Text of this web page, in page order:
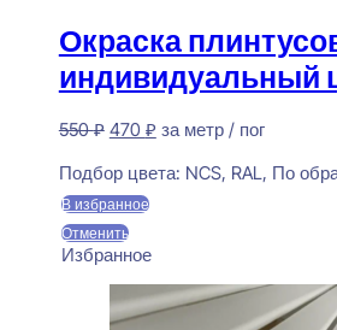
Окраска
индивидуальный
550₽ Первоначальная
составляла
550 ₽.
470 ₽Текущая
470 ₽.
за метр / пог
Подбор цвета: NCS, RAL, По
В избранное
Отменить
Избранное